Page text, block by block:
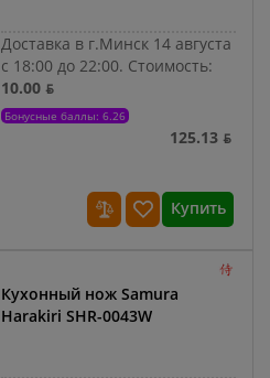
Доставка в г.Минск 14 августа
с 18:00 до 22:00. Стоимость:
10.00 ƃ
Бонусные баллы: 6.26
125.13 ƃ
Купить
Кухонный нож Samura
Harakiri SHR-0043W